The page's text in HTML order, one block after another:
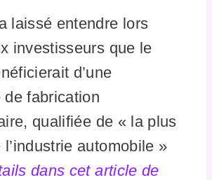
laissé entendre lors
investisseurs que le
d’une
fabrication
qualifiée de « la plus
automobile »
dans cet article de